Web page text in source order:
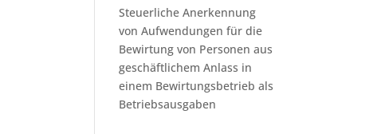
Steuerliche Anerkennung
von Aufwendungen für die
Bewirtung von Personen aus
geschäftlichem Anlass in
einem Bewirtungsbetrieb als
Betriebsausgaben